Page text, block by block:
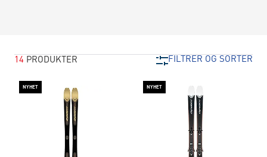
14 PRODUKTER FILTRER OG SORTER
NYHET NYHET